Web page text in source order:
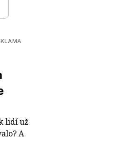
lidí už
A